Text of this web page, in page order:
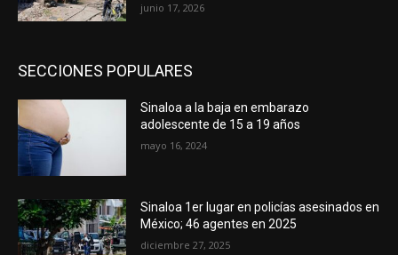
junio 17, 2026
SECCIONES POPULARES
Sinaloa a la baja en embarazo
adolescente de 15 a 19 años
mayo 16, 2024
Sinaloa 1er lugar en policías asesinados en
México; 46 agentes en 2025
diciembre 27, 2025